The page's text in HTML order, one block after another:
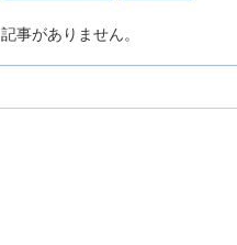
記事がありません。